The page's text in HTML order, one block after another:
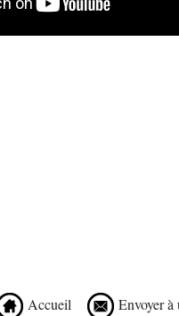
Accueil Envoyer à